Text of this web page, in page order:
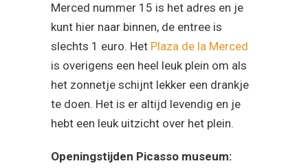
Merced nummer 15 is het adres en je
kunt hier naar binnen, de entree is
slechts 1 euro. Het Plaza de la Merced
is overigens een heel leuk plein om als
het zonnetje schijnt lekker een drankje
te doen. Het is er altijd levendig en je
hebt een leuk uitzicht over het plein.
Openingstijden Picasso museum: